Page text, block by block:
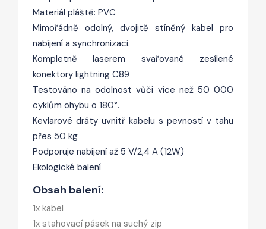
Materiál pláště: PVC
Mimořádně odolný, dvojitě stíněný kabel pro
nabíjení a synchronizaci.
Kompletně laserem svařované zesílené
konektory lightning C89
Testováno na odolnost vůči více než 50 000
cyklům ohybu o 180°.
Kevlarové dráty uvnitř kabelu s pevností v tahu
přes 50 kg
Podporuje nabíjení až 5 V/2,4 A (12W)
Ekologické balení
Obsah balení:
1x kabel
1x stahovací pásek na suchý zip